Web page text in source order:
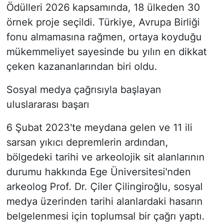
Ödülleri 2026 kapsamında, 18 ülkeden 30
örnek proje seçildi. Türkiye, Avrupa Birliği
fonu almamasına rağmen, ortaya koyduğu
mükemmeliyet sayesinde bu yılın en dikkat
çeken kazananlarından biri oldu.
Sosyal medya çağrısıyla başlayan
uluslararası başarı
6 Şubat 2023'te meydana gelen ve 11 ili
sarsan yıkıcı depremlerin ardından,
bölgedeki tarihi ve arkeolojik sit alanlarının
durumu hakkında Ege Üniversitesi'nden
arkeolog Prof. Dr. Çiler Çilingiroğlu, sosyal
medya üzerinden tarihi alanlardaki hasarın
belgelenmesi için toplumsal bir çağrı yaptı.